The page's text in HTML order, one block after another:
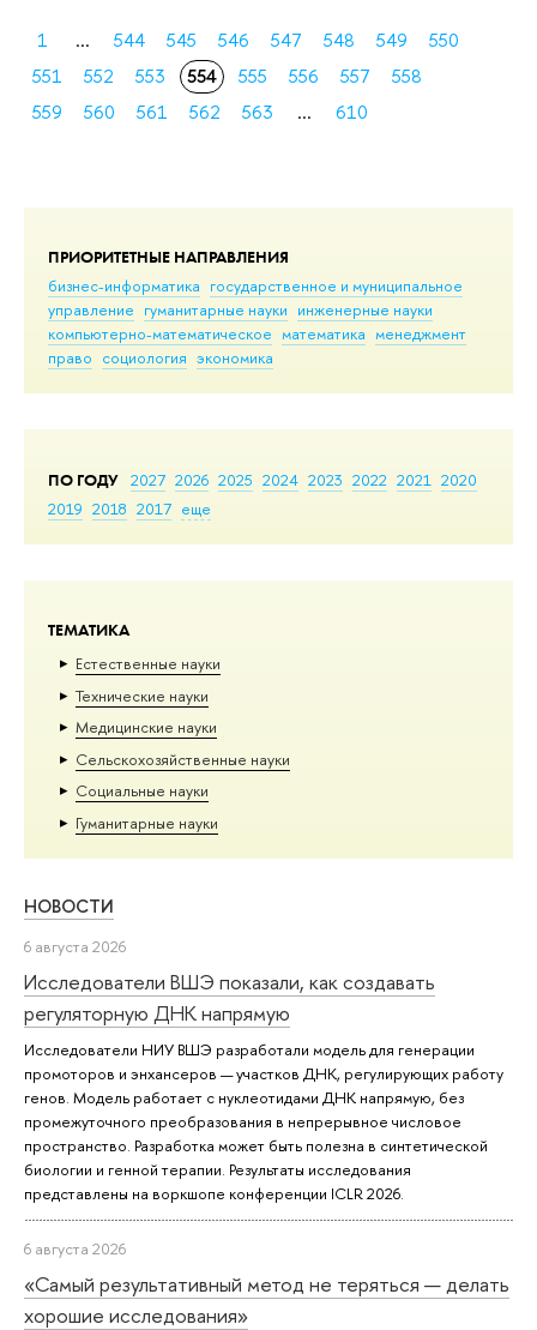
ПРИОРИТЕТНЫЕ НАПРАВЛЕНИЯ
бизнес-информатика государственное и муниципальное
управление гуманитарные науки инженерные науки
компьютерно-математическое математика менеджмент
право социология экономика
ПО ГОДУ 2027 2026 2025 2024 2023 2022 2021 2020
2019 2018 2017 еще
ТЕМАТИКА
Естественные науки
Тех­ничес­кие науки
Медицинские науки
Сельскохозяйственные науки
Социальные науки
Гуманитарные науки
НОВОСТИ
6 августа 2026
Исследователи ВШЭ показали, как создавать
регуляторную ДНК напрямую
Исследователи НИУ ВШЭ разработали модель для генерации
промоторов и энхансеров — участков ДНК, регулирующих работу
генов. Модель работает с нуклеотидами ДНК напрямую, без
промежуточного преобразования в непрерывное числовое
пространство. Разработка может быть полезна в синтетической
биологии и генной терапии. Результаты исследования
представлены на воркшопе конференции ICLR 2026.
6 августа 2026
«Самый результативный метод не теряться — делать
хорошие исследования»
1 ... 544 545 546 547 548 549
550
551
552 553 554 555 556 557
558
559
560 561 562 563 ... 610